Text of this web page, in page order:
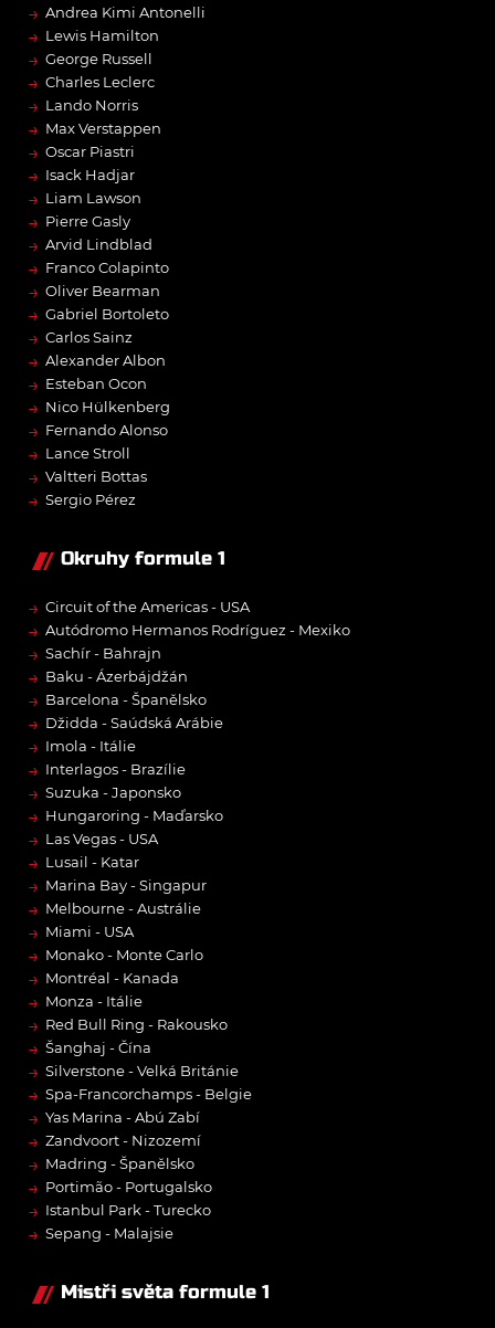
→ Andrea Kimi Antonelli
→ Lewis Hamilton
→ George Russell
→ Charles Leclerc
→ Lando Norris
→ Max Verstappen
→ Oscar Piastri
→ Isack Hadjar
→ Liam Lawson
→ Pierre Gasly
→ Arvid Lindblad
→ Franco Colapinto
→ Oliver Bearman
→ Gabriel Bortoleto
→ Carlos Sainz
→ Alexander Albon
→ Esteban Ocon
→ Nico Hülkenberg
→ Fernando Alonso
→ Lance Stroll
→ Valtteri Bottas
→ Sergio Pérez
Okruhy formule 1
→ Circuit of the Americas - USA
→ Autódromo Hermanos Rodríguez - Mexiko
→ Sachír - Bahrajn
→ Baku - Ázerbájdžán
→ Barcelona - Španělsko
→ Džidda - Saúdská Arábie
→ Imola - Itálie
→ Interlagos - Brazílie
→ Suzuka - Japonsko
→ Hungaroring - Maďarsko
→ Las Vegas - USA
→ Lusail - Katar
→ Marina Bay - Singapur
→ Melbourne - Austrálie
→ Miami - USA
→ Monako - Monte Carlo
→ Montréal - Kanada
→ Monza - Itálie
→ Red Bull Ring - Rakousko
→ Šanghaj - Čína
→ Silverstone - Velká Británie
→ Spa-Francorchamps - Belgie
→ Yas Marina - Abú Zabí
→ Zandvoort - Nizozemí
→ Madring - Španělsko
→ Portimão - Portugalsko
→ Istanbul Park - Turecko
→ Sepang - Malajsie
Mistři světa formule 1